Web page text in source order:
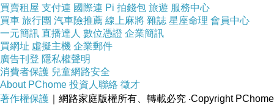
買賣租屋 支付連 國際連 Pi 拍錢包 旅遊 服務中心
買車 旅行團 汽車險推薦 線上麻將 雜誌 星座命理 會員中心
一元簡訊 直播達人 數位憑證 企業簡訊
買網址 虛擬主機 企業郵件
廣告刊登 隱私權聲明
消費者保護 兒童網路安全
About PChome 投資人聯絡 徵才
著作權保護 ｜網路家庭版權所有、轉載必究 ‧Copyright PChome